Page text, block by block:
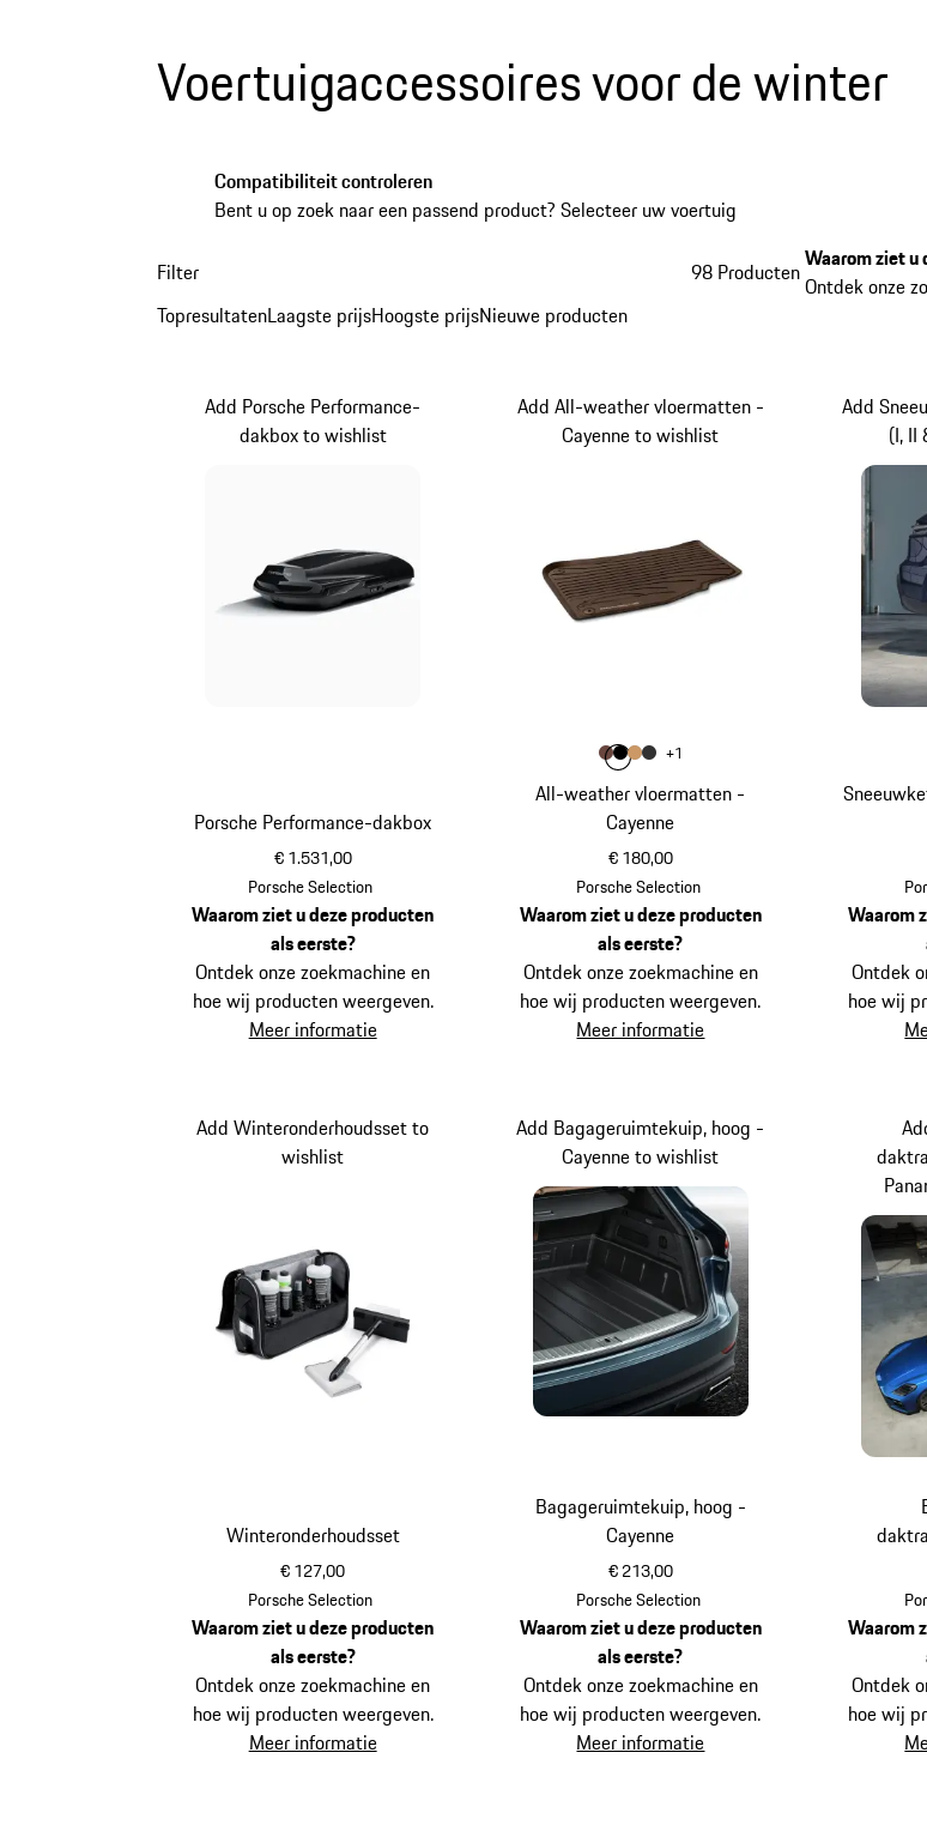
Voertuigaccessoires voor de winter
Compatibiliteit controleren
Bent u op zoek naar een passend product? Selecteer uw voertuig
Filter
TopresultatenLaagste prijsHoogste prijsNieuwe producten
98 ProductenWaarom ziet u
Ontdek onze
Porsche Performance-dakbox
€ 1.531,00
zwart (hoogglans)
Add Porsche Performance-
dakbox to wishlist
Porsche Selection
Waarom ziet u deze producten
als eerste?
Ontdek onze zoekmachine en
hoe wij producten weergeven.
Meer informatie
All-weather vloermatten -
Cayenne
€ 180,00
truffelbruin
Add All-weather vloermatten -
Cayenne to wishlist
Kleur
Kleurtruffelbruin
Kleur zwart
Kleurluxorbeige
Kleur
+1
Porsche Selection
Waarom ziet u deze producten
als eerste?
Ontdek onze zoekmachine en
hoe wij producten weergeven.
Meer informatie
Add
(I, II
Waarom
Ontdek
hoe wij
Winteronderhoudsset
€ 127,00
Add Winteronderhoudsset to
wishlist
Porsche Selection
Waarom ziet u deze producten
als eerste?
Ontdek onze zoekmachine en
hoe wij producten weergeven.
Meer informatie
Bagageruimtekuip, hoog -
Cayenne
€ 213,00
Add Bagageruimtekuip, hoog -
Cayenne to wishlist
Porsche Selection
Waarom ziet u deze producten
als eerste?
Ontdek onze zoekmachine en
hoe wij producten weergeven.
Meer informatie
Waarom
Ontdek
hoe wij